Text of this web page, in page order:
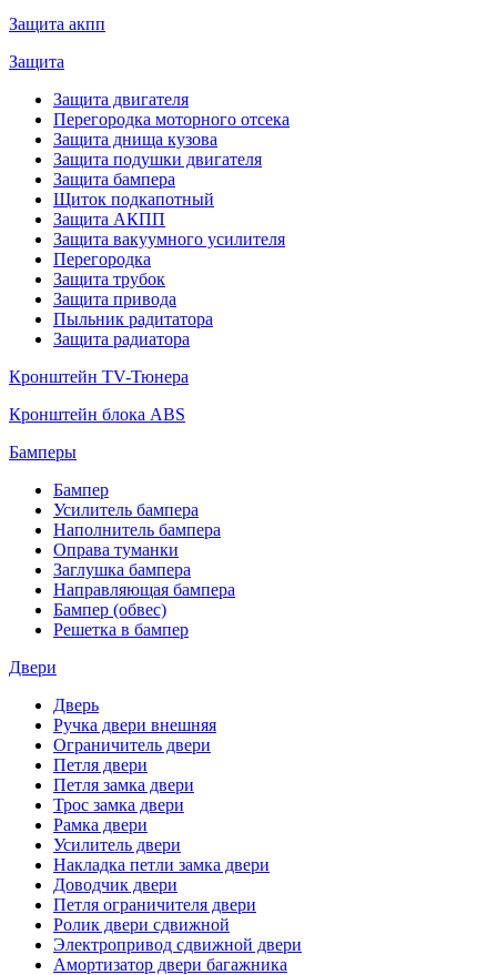
Защита акпп
Защита
Защита двигателя
Перегородка моторного отсека
Защита днища кузова
Защита подушки двигателя
Защита бампера
Щиток подкапотный
Защита АКПП
Защита вакуумного усилителя
Перегородка
Защита трубок
Защита привода
Пыльник радитатора
Защита радиатора
Кронштейн TV-Тюнера
Кронштейн блока ABS
Бамперы
Бампер
Усилитель бампера
Наполнитель бампера
Оправа туманки
Заглушка бампера
Направляющая бампера
Бампер (обвес)
Решетка в бампер
Двери
Дверь
Ручка двери внешняя
Ограничитель двери
Петля двери
Петля замка двери
Трос замка двери
Рамка двери
Усилитель двери
Накладка петли замка двери
Доводчик двери
Петля ограничителя двери
Ролик двери сдвижной
Электропривод сдвижной двери
Амортизатор двери багажника